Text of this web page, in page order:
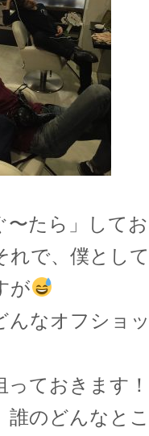
〜たら」して
れで、僕とし
が
んなオフショ
っておきます！
誰のどんなと